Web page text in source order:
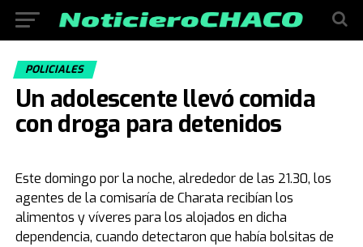
POLICIALES
Un adolescente llevó comida
con droga para detenidos
Este domingo por la noche, alrededor de las 21.30, los
agentes de la comisaría de Charata recibían los
alimentos y víveres para los alojados en dicha
dependencia, cuando detectaron que había bolsitas de